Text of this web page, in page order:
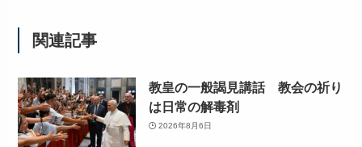
関連記事
教皇の一般謁見講話 教会の祈り
は日常の解毒剤
2026年8月6日